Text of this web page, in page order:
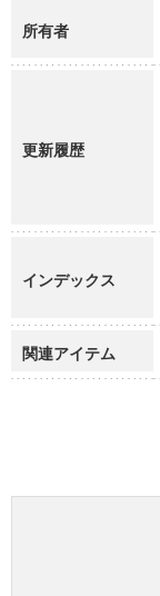
所有者
更新履歴
インデックス
関連アイテム